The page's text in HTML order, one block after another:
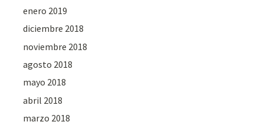
enero 2019
diciembre 2018
noviembre 2018
agosto 2018
mayo 2018
abril 2018
marzo 2018